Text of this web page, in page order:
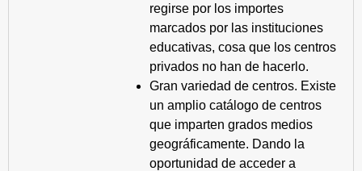
regirse por los importes
marcados por las instituciones
educativas, cosa que los centros
privados no han de hacerlo.
Gran variedad de centros. Existe
un amplio catálogo de centros
que imparten grados medios
geográficamente. Dando la
oportunidad de acceder a